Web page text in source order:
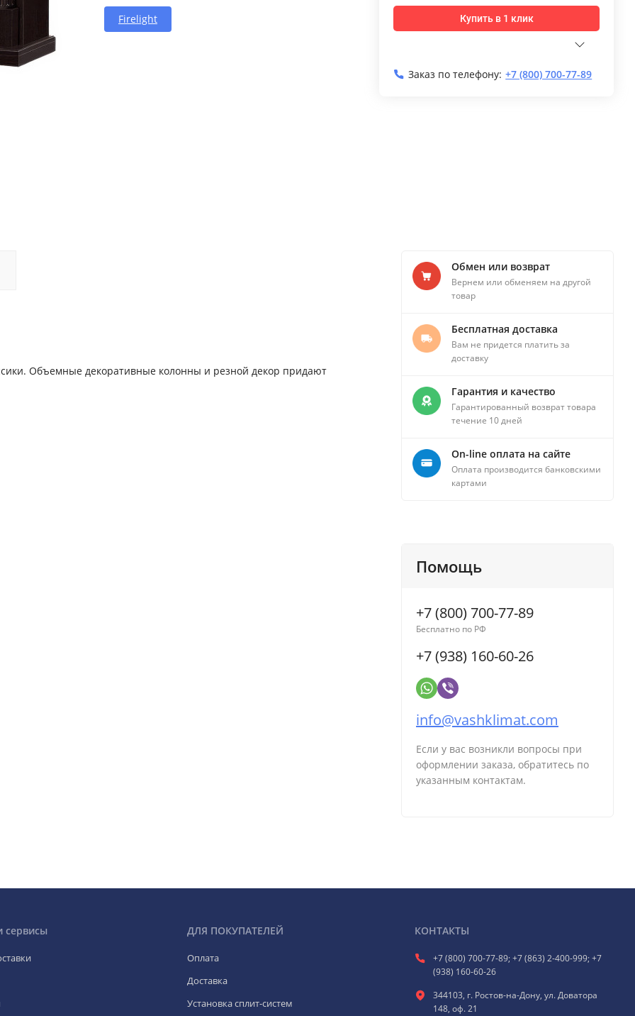
Firelight Купить в 1 клик
Заказ по телефону: +7 (800) 700-77-89
Объемные декоративные колонны и резной декор придают
Обмен или возврат
Вернем или обменяем на другой
товар
Бесплатная доставка
Вам не придется платить за
доставку
Гарантия и качество
Гарантированный возврат товара
течение 10 дней
On-line оплата на сайте
Оплата производится банковскими
картами
Помощь
+7 (800) 700-77-89
Бесплатно по РФ
+7 (938) 160-60-26
info@vashklimat.com
Если у вас возникли вопросы при
оформлении заказа, обратитесь по
указанным контактам.
сервисы ДЛЯ ПОКУПАТЕЛЕЙ
Оплата
Доставка
Установка сплит-систем
КОНТАКТЫ
+7 (800) 700-77-89; +7 (863) 2-400-999; +7
(938) 160-60-26
344103, г. Ростов-на-Дону, ул. Доватора
148, оф. 21